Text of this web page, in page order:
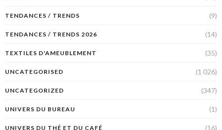
TENDANCES / TRENDS (9)
TENDANCES / TRENDS 2026 (14)
TEXTILES D'AMEUBLEMENT (35)
UNCATEGORISED (1 026)
UNCATEGORIZED (347)
UNIVERS DU BUREAU (1)
UNIVERS DU THÉ ET DU CAFÉ (16)